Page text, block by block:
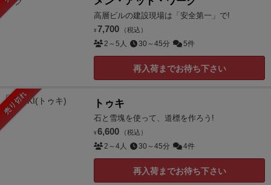
高層ビルの建設現場は「安全第一」で!
¥ 7,700 （税込）
2～5人 30～45分 5件
再入荷までお待ち下さい
売り切れ トゥキ
石と雪塊を使って、道標を作ろう!
¥ 6,600 （税込）
2～4人 30～45分 4件
再入荷までお待ち下さい